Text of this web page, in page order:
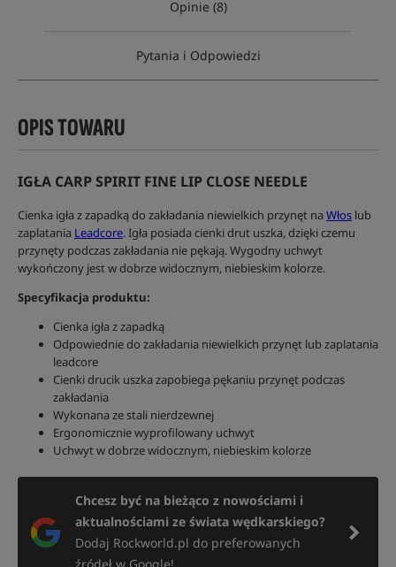
Opinie (8)
Pytania i Odpowiedzi
OPIS TOWARU
IGŁA CARP SPIRIT FINE LIP CLOSE NEEDLE
Cienka igła z zapadką do zakładania niewielkich przynęt naWłos lub
zaplatania Leadcore. Igła posiada cienki drut uszka, dzięki czemu
przynęty podczas zakładania nie pękają. Wygodny uchwyt
wykończony jest w dobrze widocznym, niebieskim kolorze.
Specyfikacja produktu:
Cienka igła z zapadką
Odpowiednie do zakładania niewielkich przynęt lub zaplatania
leadcore
Cienki drucik uszka zapobiega pękaniu przynęt podczas
zakładania
Wykonana ze stali nierdzewnej
Ergonomicznie wyprofilowany uchwyt
Uchwyt w dobrze widocznym, niebieskim kolorze
Chcesz być na bieżąco z nowościami i
aktualnościami ze świata wędkarskiego?
Dodaj Rockworld.pl do preferowanych